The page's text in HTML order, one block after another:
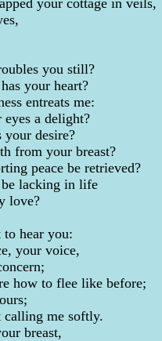
you still?
your heart?
entreats me:
a delight?
your desire?
from your breast?
peace be retrieved?
be lacking in life
love?
hear you:
your voice,
how to flee like before;
calling me softly.
breast,